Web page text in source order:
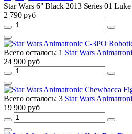
Star Wars 6" Black 2013 Series 01
2 790 руб
Всего осталось: 1 Star Wars
24 900 руб
Всего осталось: 3 Star Wars
19 900 руб